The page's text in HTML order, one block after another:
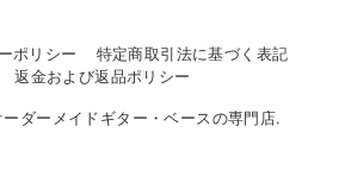
ポリシー
特定商取引法に基づく表記
返金および返品ポリシー
ダーメイドギター・ベースの専門店.